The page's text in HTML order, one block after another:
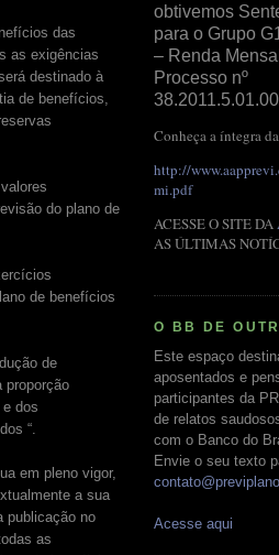
das
as exigências
destinado à
de benefícios,
do plano de
de benefícios
de
proporção
dos
“.
em pleno vigor,
a sua
publicação no
as
obtivemos
para o Grupo
– Renda
Processo nº
Conheça a íntegra
http://
mi.pdf
ACESSE O SITE DA
AS ÚLTIMAS
O BB DE
Este espaço
aposentados e
participantes da
de relatos
com o Banco do
Envie o seu texto
Acesse aqui